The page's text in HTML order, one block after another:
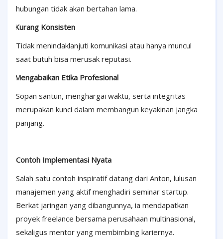
hubungan tidak akan bertahan lama.
Kurang Konsisten
Tidak menindaklanjuti komunikasi atau hanya muncul
saat butuh bisa merusak reputasi.
Mengabaikan Etika Profesional
Sopan santun, menghargai waktu, serta integritas
merupakan kunci dalam membangun keyakinan jangka
panjang.
Contoh Implementasi Nyata
Salah satu contoh inspiratif datang dari Anton, lulusan
manajemen yang aktif menghadiri seminar startup.
Berkat jaringan yang dibangunnya, ia mendapatkan
proyek freelance bersama perusahaan multinasional,
sekaligus mentor yang membimbing kariernya.